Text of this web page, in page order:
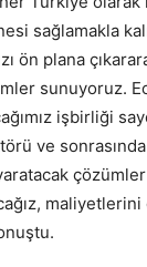
sağlamakla
ön plana
sunuyoruz.
işbirliği
ve
maliyetlerini